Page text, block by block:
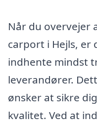
Når du overvejer
carport i Hejls, er
indhente mindst
leverandører.
ønsker at sikre
kvalitet. Ved at